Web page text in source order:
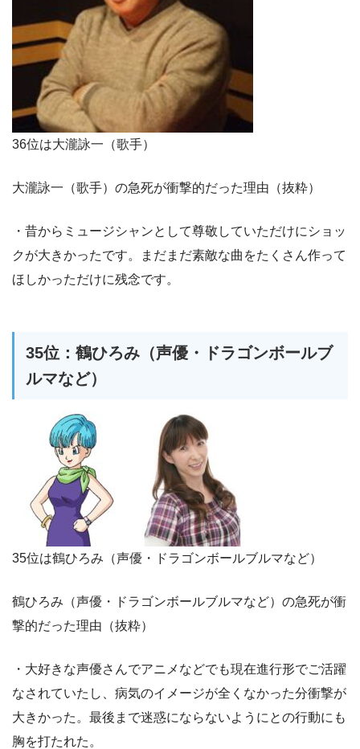
36位は大瀧詠一（歌手）
大瀧詠一（歌手）の急死が衝撃的だった理由（抜粋）
・昔からミュージシャンとして尊敬していただけにショッ
クが大きかったです。まだまだ素敵な曲をたくさん作って
ほしかっただけに残念です。
35位：鶴ひろみ（声優・ドラゴンボールブ
ルマなど）
35位は鶴ひろみ（声優・ドラゴンボールブルマなど）
鶴ひろみ（声優・ドラゴンボールブルマなど）の急死が衝
撃的だった理由（抜粋）
・大好きな声優さんでアニメなどでも現在進行形でご活躍
なされていたし、病気のイメージが全くなかった分衝撃が
大きかった。最後まで迷惑にならないようにとの行動にも
胸を打たれた。